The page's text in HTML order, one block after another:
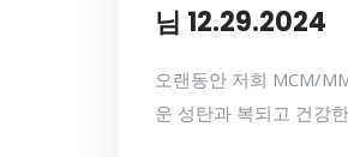
님 12.29.2024
오랜동안 저희 MCM/
운 성탄과 복되고 건강